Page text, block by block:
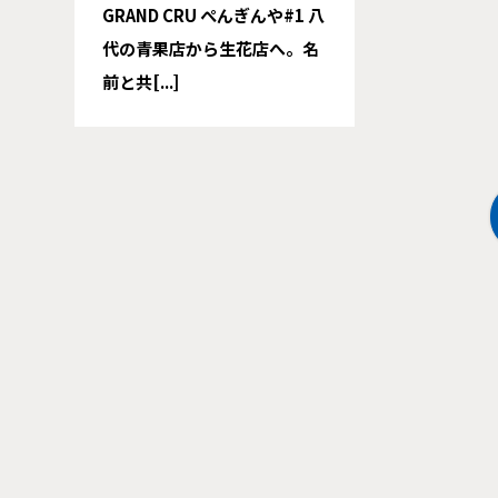
GRAND CRU ぺんぎんや#1 八
代の青果店から生花店へ。名
前と共[...]